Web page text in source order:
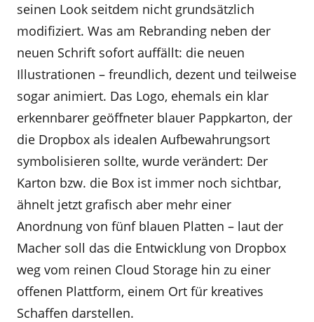
seinen Look seitdem nicht grundsätzlich
modifiziert. Was am Rebranding neben der
neuen Schrift sofort auffällt: die neuen
Illustrationen – freundlich, dezent und teilweise
sogar animiert. Das Logo, ehemals ein klar
erkennbarer geöffneter blauer Pappkarton, der
die Dropbox als idealen Aufbewahrungsort
symbolisieren sollte, wurde verändert: Der
Karton bzw. die Box ist immer noch sichtbar,
ähnelt jetzt grafisch aber mehr einer
Anordnung von fünf blauen Platten – laut der
Macher soll das die Entwicklung von Dropbox
weg vom reinen Cloud Storage hin zu einer
offenen Plattform, einem Ort für kreatives
Schaffen darstellen.